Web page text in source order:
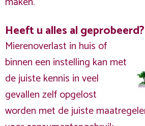
Heeft u alles al geprobeerd?
Mierenoverlast in huis of
binnen een instelling kan met
de juiste kennis in veel
gevallen zelf opgelost
worden met de juiste